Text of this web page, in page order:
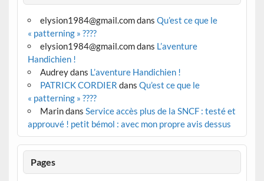
elysion1984@gmail.comdans Qu’est ce que le
« patterning » ????
elysion1984@gmail.comdans L’aventure
Handichien !
Audreydans L’aventure Handichien !
PATRICK CORDIER dans Qu’est ce que le
« patterning » ????
Marindans Service accès plus de la SNCF : testé et
approuvé ! petit bémol : avec mon propre avis dessus
Pages